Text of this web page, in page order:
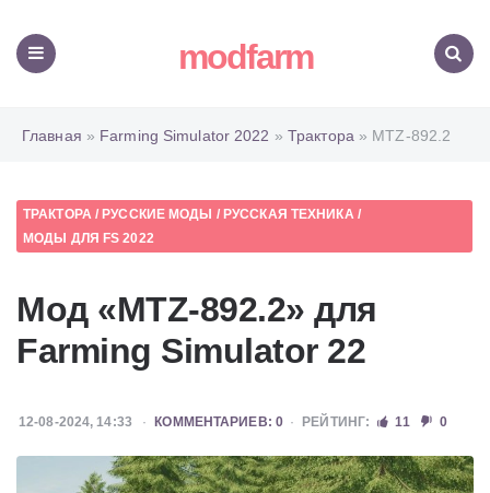
modfarm
Главная » Farming Simulator 2022 » Трактора » MTZ-892.2
ТРАКТОРА/ РУССКИЕ МОДЫ / РУССКАЯ ТЕХНИКА/
МОДЫ ДЛЯ FS 2022
Мод «MTZ-892.2» для
Farming Simulator 22
12-08-2024, 14:33 КОММЕНТАРИЕВ: 0 РЕЙТИНГ: 11 0